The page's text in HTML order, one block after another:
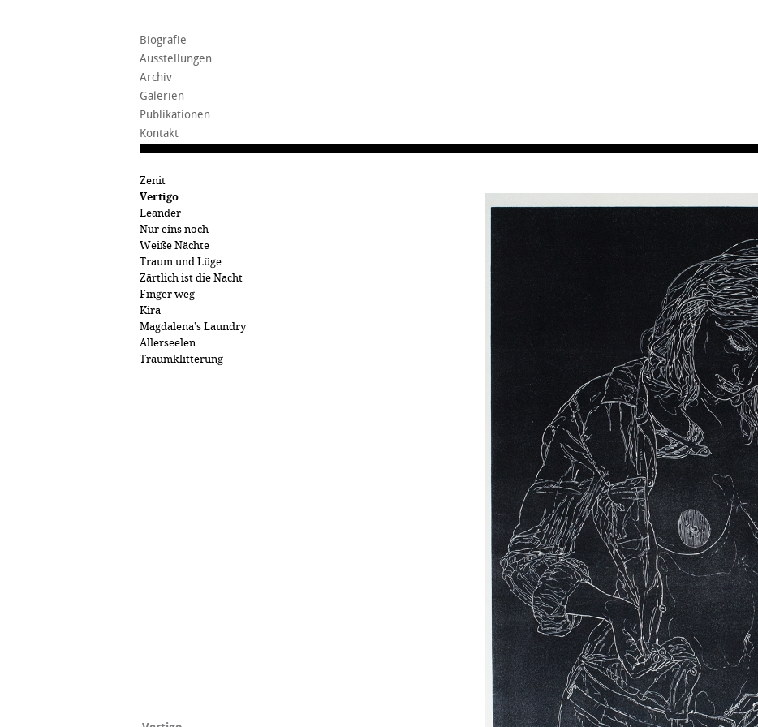
Biografie
Ausstellungen
Archiv
Galerien
Publikationen
Kontakt
Zenit
Vertigo
Leander
Nur eins noch
Weiße Nächte
Traum und Lüge
Zärtlich ist die Nacht
Finger weg
Kira
Magdalena’s Laundry
Allerseelen
Traumklitterung